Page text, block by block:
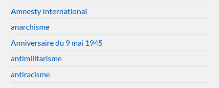
Amnesty International
anarchisme
Anniversaire du 9 mai 1945
antimilitarisme
antiracisme